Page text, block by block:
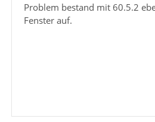
Problem bestand mit 60.5.2
Fenster auf.